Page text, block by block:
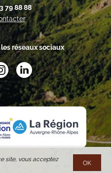
79 88 88
réseaux sociaux
site, vous acceptez
OK